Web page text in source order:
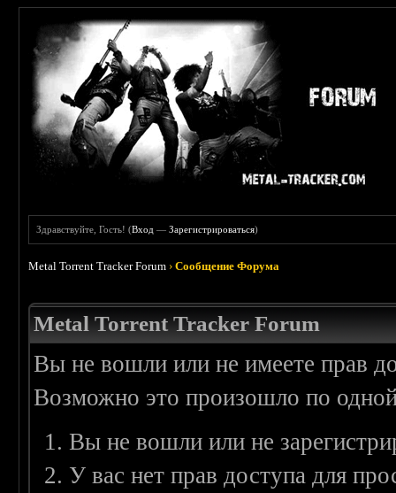
Здравствуйте, Гость! (Вход —Зарегистрироваться)
Metal Torrent Tracker Forum ›Сообщение Форума
Metal Torrent Tracker Forum
Вы не вошли или не имеете прав
Возможно это произошло по
Вы не вошли или не
У вас нет прав доступа для